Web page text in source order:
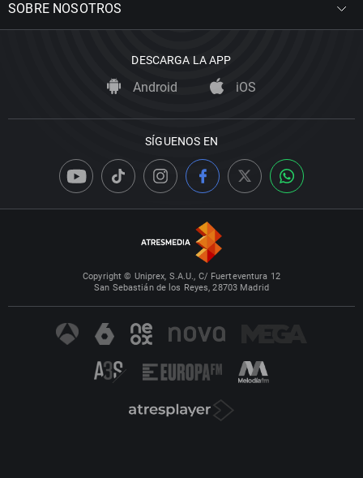
SOBRE NOSOTROS
DESCARGA LA APP
Android iOS
SÍGUENOS EN
Copyright © Uniprex, S.A.U., C/ Fuerteventura 12
San Sebastián de los Reyes, 28703 Madrid